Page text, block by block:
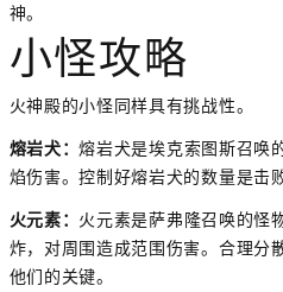
神。
小怪攻略
火神殿的小怪同样具有挑战性。
熔岩犬：熔岩犬是埃克索图斯召唤
焰伤害。控制好熔岩犬的数量是击
火元素： 火元素是萨弗隆召唤的怪
炸，对周围造成范围伤害。合理分
他们的关键。